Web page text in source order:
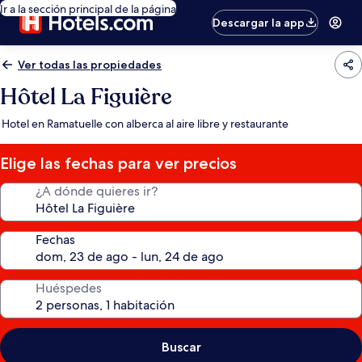
Ir a la sección principal de la página
Descargar la app
Ver todas las propiedades
Hôtel La Figuière
Hotel en Ramatuelle con alberca al aire libre y restaurante
Elige las fechas para ver precios
¿A dónde quieres ir?
Fechas
Huéspedes
Buscar